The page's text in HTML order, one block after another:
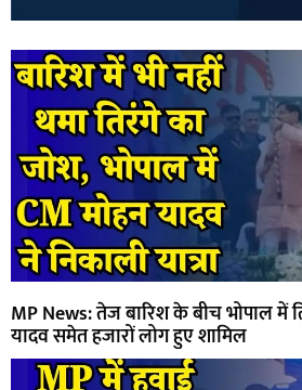
MP News: तेज बारिश के बीच भोपाल में
यादव समेत हजारों लोग हुए शामिल